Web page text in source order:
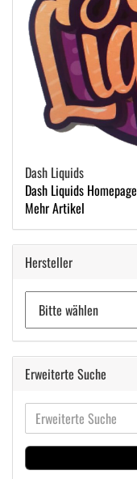
Dash Liquids
Dash Liquids Homepage
Mehr Artikel
Hersteller
Erweiterte Suche